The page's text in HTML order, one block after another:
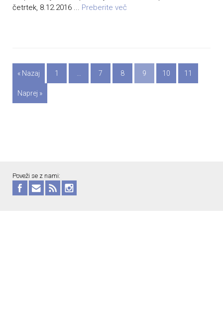
četrtek, 8.12.2016 ... Preberite več
« Nazaj 1 7 8 9 10 11
Naprej »
Poveži se z nami: